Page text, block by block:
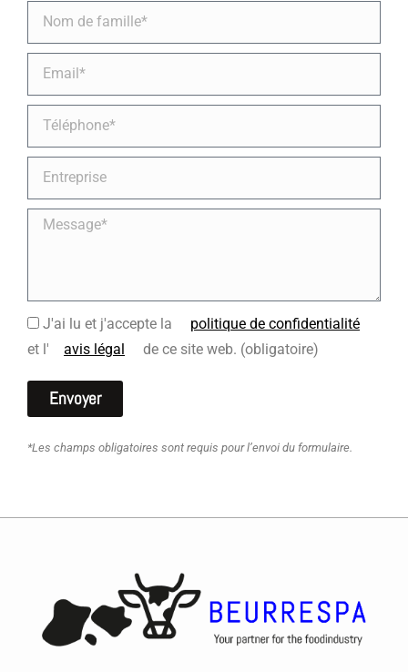
Apellidos
Email
Teléfono
Empresa
Mensaje
J'ai lu et j'accepte la
politique de confidentialité
et l'
avis légal de ce site web. (obligatoire)
Envoyer
*Les champs obligatoires sont requis pour l’envoi du formulaire.